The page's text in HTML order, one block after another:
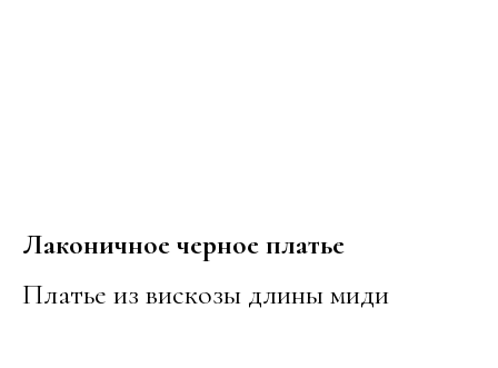
Лаконичное черное платье
Платье из вискозы длины миди